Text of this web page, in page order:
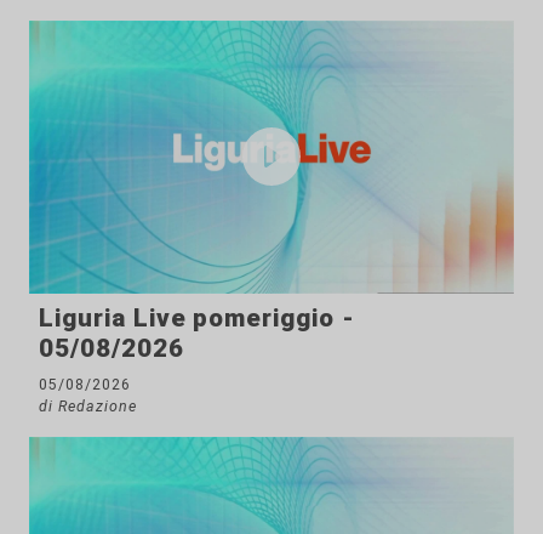
Liguria Live pomeriggio -
05/08/2026
05/08/2026
di Redazione